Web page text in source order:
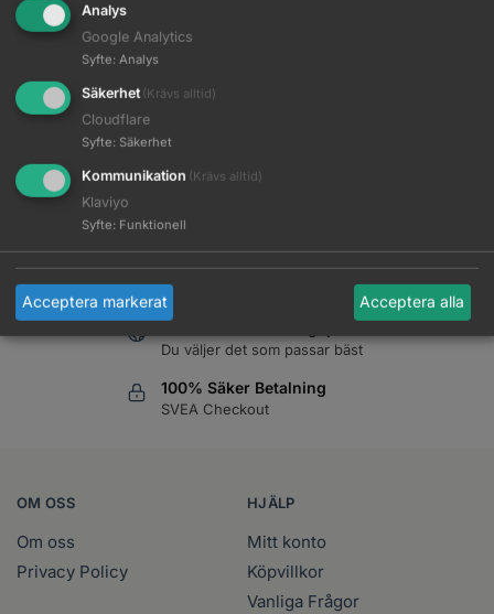
CATEGORIES
Inga kategorier
Vid köp över 999 kr
Konkurrenskraftiga priser
Vi tål att jämföras
Du väljer det som passar bäst
100% Säker Betalning
SVEA Checkout
OM OSS
Om oss
Privacy Policy
HJÄLP
Mitt konto
Köpvillkor
Vanliga Frågor
Analys
Google Analytics
Syfte: Analys
Säkerhet (Krävs alltid)
Cloudflare
Syfte: Säkerhet
Kommunikation (Krävs alltid)
Klaviyo
Syfte: Funktionell
Acceptera markerat Acceptera alla